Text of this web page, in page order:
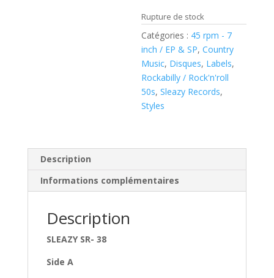
Rupture de stock
Catégories : 45 rpm - 7
inch / EP & SP,Country
Music, Disques, Labels,
Rockabilly / Rock'n'roll
50s,Sleazy Records,
Styles
Description
Informations complémentaires
Description
SLEAZY SR- 38
Side A